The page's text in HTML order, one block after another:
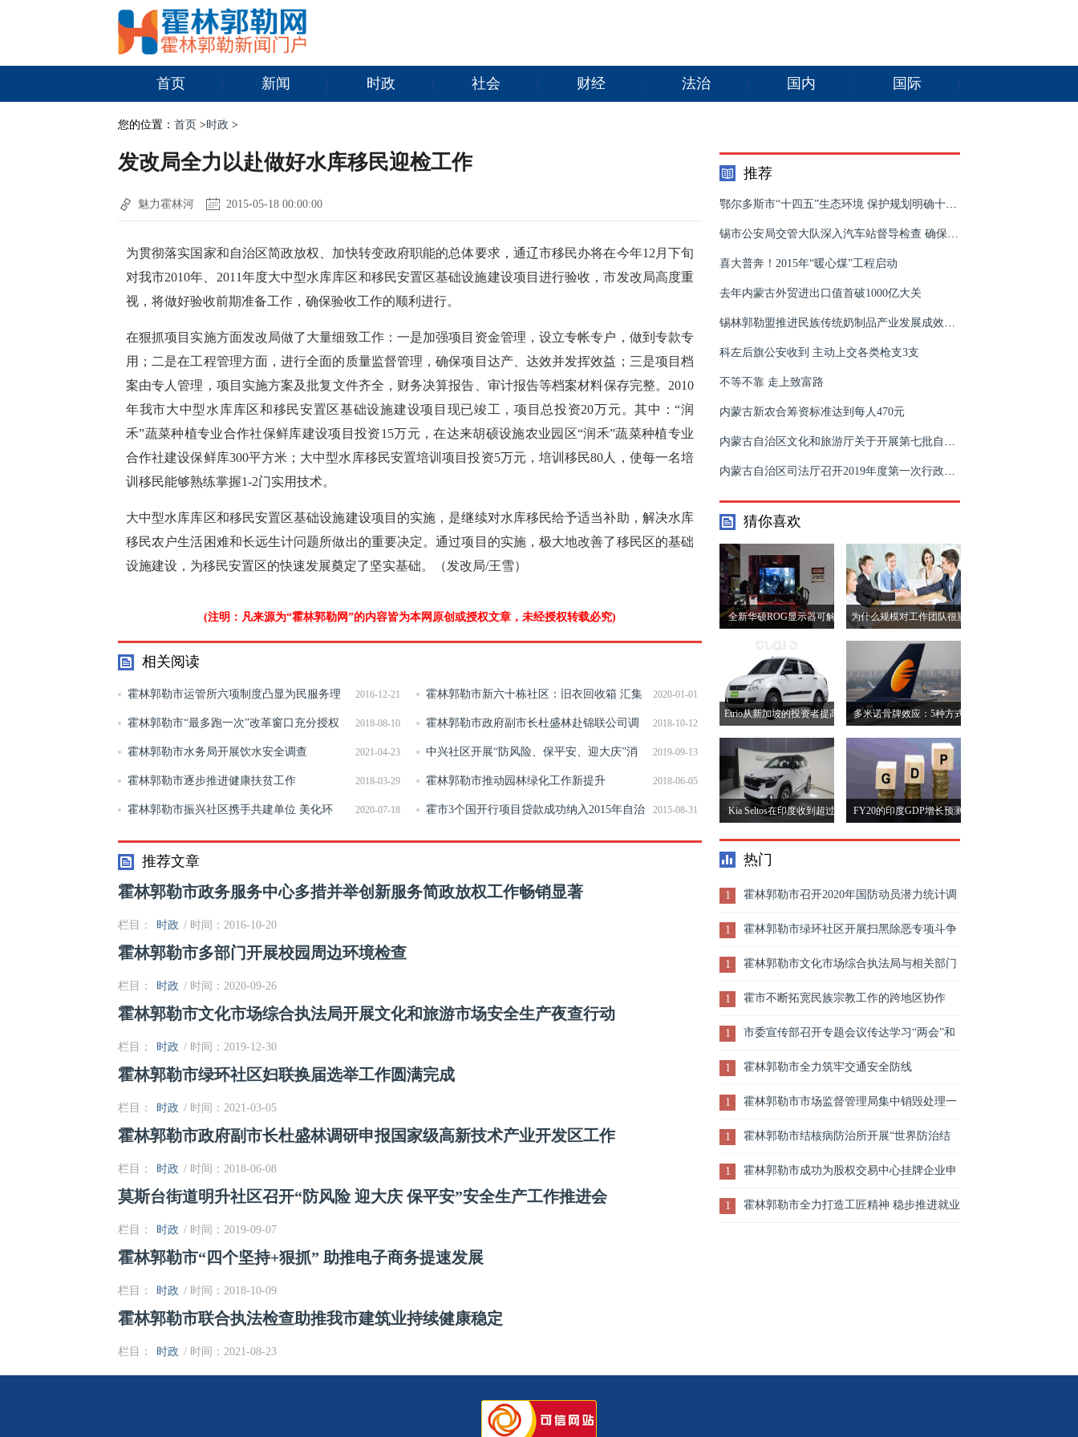
首页 新闻 时政 社会 财经 法治 国内 国际
您的位置： 首页 >时政 >
发改局全力以赴做好水库移民迎检工作
魅力霍林河 2015-05-18 00:00:00
为贯彻落实国家和自治区简政放权、加快转变政府职能的总体要求，通辽市移民办将在今年12月下旬
对我市2010年、2011年度大中型水库库区和移民安置区基础设施建设项目进行验收，市发改局高度重
视，将做好验收前期准备工作，确保验收工作的顺利进行。
在狠抓项目实施方面发改局做了大量细致工作：一是加强项目资金管理，设立专帐专户，做到专款专
用；二是在工程管理方面，进行全面的质量监督管理，确保项目达产、达效并发挥效益；三是项目档
案由专人管理，项目实施方案及批复文件齐全，财务决算报告、审计报告等档案材料保存完整。2010
年我市大中型水库库区和移民安置区基础设施建设项目现已竣工，项目总投资20万元。其中：“润
禾”蔬菜种植专业合作社保鲜库建设项目投资15万元，在达来胡硕设施农业园区“润禾”蔬菜种植专业
合作社建设保鲜库300平方米；大中型水库移民安置培训项目投资5万元，培训移民80人，使每一名培
训移民能够熟练掌握1-2门实用技术。
大中型水库库区和移民安置区基础设施建设项目的实施，是继续对水库移民给予适当补助，解决水库
移民农户生活困难和长远生计问题所做出的重要决定。通过项目的实施，极大地改善了移民区的基础
设施建设，为移民安置区的快速发展奠定了坚实基础。（发改局/王雪）
(注明：凡来源为“霍林郭勒网”的内容皆为本网原创或授权文章，未经授权转载必究)
相关阅读
2016-12-21
霍林郭勒市运管所六项制度凸显为民服务理
念
2020-01-01
霍林郭勒市新六十栋社区：旧衣回收箱 汇集
正能量
2018-08-10
霍林郭勒市“最多跑一次”改革窗口充分授权
到位 行政审批再提速
2018-10-12
霍林郭勒市政府副市长杜盛林赴锦联公司调
研科技创新工作进展情况
2021-04-23
霍林郭勒市水务局开展饮水安全调查 2019-09-13
中兴社区开展“防风险、保平安、迎大庆”消
防安全隐患大排查活动
2018-03-29
霍林郭勒市逐步推进健康扶贫工作 2018-06-05
霍林郭勒市推动园林绿化工作新提升
2020-07-18
霍林郭勒市振兴社区携手共建单位 美化环
境“靓”社区
2015-08-31
霍市3个国开行项目贷款成功纳入2015年自治
区第一批定向债券置换贷款清单
推荐文章
霍林郭勒市政务服务中心多措并举创新服务简政放权工作畅销显著
栏目： 时政 / 时间：2016-10-20
霍林郭勒市多部门开展校园周边环境检查
栏目： 时政 / 时间：2020-09-26
霍林郭勒市文化市场综合执法局开展文化和旅游市场安全生产夜查行动
栏目： 时政 / 时间：2019-12-30
霍林郭勒市绿环社区妇联换届选举工作圆满完成
栏目： 时政 / 时间：2021-03-05
霍林郭勒市政府副市长杜盛林调研申报国家级高新技术产业开发区工作
栏目： 时政 / 时间：2018-06-08
莫斯台街道明升社区召开“防风险 迎大庆 保平安”安全生产工作推进会
栏目： 时政 / 时间：2019-09-07
霍林郭勒市“四个坚持+狠抓” 助推电子商务提速发展
栏目： 时政 / 时间：2018-10-09
霍林郭勒市联合执法检查助推我市建筑业持续健康稳定
栏目： 时政 / 时间：2021-08-23
推荐
鄂尔多斯市“十四五”生态环境 保护规划明确十大重点任务
锡市公安局交管大队深入汽车站督导检查 确保两会期间客运安全
喜大普奔！2015年“暖心煤”工程启动
去年内蒙古外贸进出口值首破1000亿大关
锡林郭勒盟推进民族传统奶制品产业发展成效明显
科左后旗公安收到 主动上交各类枪支3支
不等不靠 走上致富路
内蒙古新农合筹资标准达到每人470元
​内蒙古自治区文化和旅游厅关于开展第七批自治区级非物质文化遗产代表性项目代表性传承人申报工作的通知
内蒙古自治区司法厅召开2019年度第一次行政复议案件协调会
猜你喜欢
全新华硕ROG显示器可解
用Mini LED
为什么规模对工作团队很重
要
Etrio从新加坡的投资者提高
了300万美元
多米诺骨牌效应：5种方式
喷气通道的麻烦会影响印度
航空
Kia Seltos在印度收到超过 FY20的印度GDP增长预测
热门
1 霍林郭勒市召开2020年国防动员潜力统计调
查任务部署会
1 霍林郭勒市绿环社区开展扫黑除恶专项斗争
宣传活动
1 霍林郭勒市文化市场综合执法局与相关部门
联合开展旅游行业领域检查
1 霍市不断拓宽民族宗教工作的跨地区协作
1 市委宣传部召开专题会议传达学习“两会”和
市委八届二次全会暨全市经济工作会议精神
1 霍林郭勒市全力筑牢交通安全防线
1 霍林郭勒市市场监督管理局集中销毁处理一
批假冒伪劣商品
1 霍林郭勒市结核病防治所开展“世界防治结
核病日”主题宣传活动
1 霍林郭勒市成功为股权交易中心挂牌企业申
报自治区奖补资金
1 霍林郭勒市全力打造工匠精神 稳步推进就业